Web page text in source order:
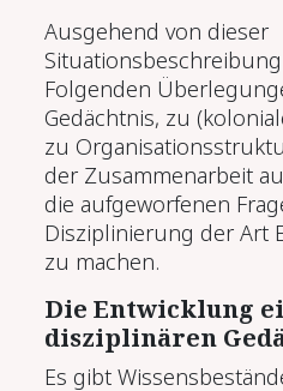
Ausgehend von dieser
Folgenden
Gedächtnis, zu
zu
der Zusammenarbeit
die aufgeworfenen
Disziplinierung der Art
zu machen.
Die Entwicklung
disziplinären
Es gibt